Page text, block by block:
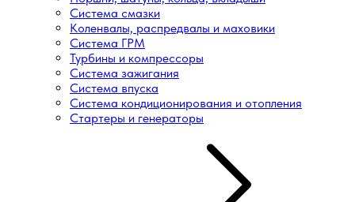
Система смазки
Коленвалы, распредвалы и маховики
Система ГРМ
Турбины и компрессоры
Система зажигания
Система впуска
Система кондиционирования и отопления
Стартеры и генераторы